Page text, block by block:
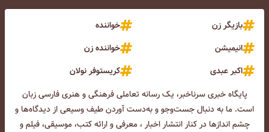
بازیگر زن
خواننده
انیمیشن
خواننده زن
اکبر عبدی
کریستوفر نولان
پایگاه خبری سرناخبر، یک رسانه تعاملی فرهنگی و هنری فارسی زبان
است. ما به دنبال جست‌و‌جو و به‌دست آوردن طیف وسیعی از دیدگاه‌ها و
چشم انداز‌ها در کنار انتشار اخبار ، معرفی و ارائه کتب، موسیقی، فیلم و